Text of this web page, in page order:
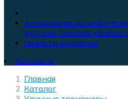
Ассоциация
детских товаров «Выбор
Новости компании
Контакты
Главная
Каталог